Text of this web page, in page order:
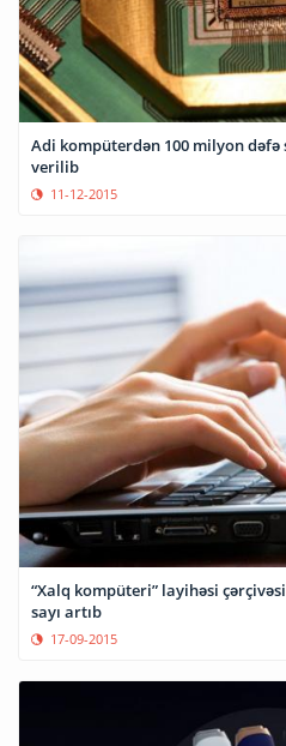
Adi kompüterdən 100 milyon
verilib
11-12-2015
“Xalq kompüteri” layihəsi
sayı artıb
17-09-2015